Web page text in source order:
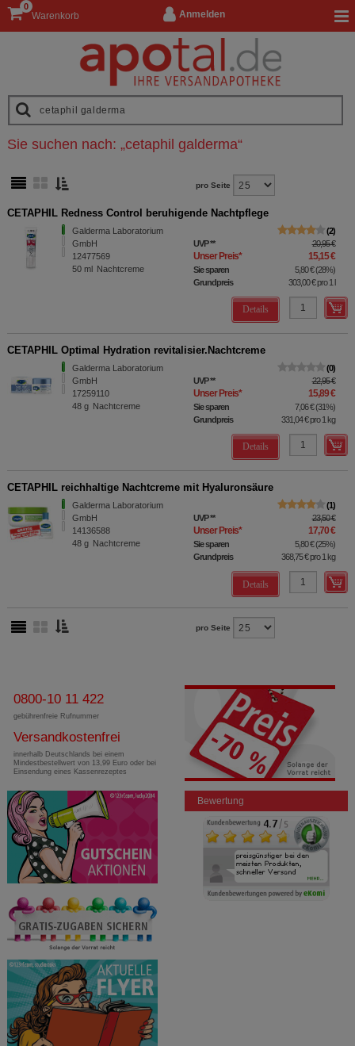
Anmelden
Warenkorb
0
Sie suchen nach: „cetaphil galderma“
pro Seite
CETAPHIL Redness Control beruhigende Nachtpflege
Galderma Laboratorium
GmbH
12477569
50 ml Nachtcreme
2
UVP** 20,95 €
Unser Preis* 15,15 €
Sie sparen 5,80 €(28%)
Grundpreis
303,00 €pro 1 l
Details
CETAPHIL Optimal Hydration revitalisier.Nachtcreme
Galderma Laboratorium
GmbH
17259110
48 g Nachtcreme
0
UVP** 22,95 €
Unser Preis* 15,89 €
Sie sparen 7,06 €(31%)
Grundpreis
331,04 €pro 1 kg
Details
CETAPHIL reichhaltige Nachtcreme mit Hyaluronsäure
Galderma Laboratorium
GmbH
14136588
48 g Nachtcreme
1
UVP** 23,50 €
Unser Preis* 17,70 €
Sie sparen 5,80 €(25%)
Grundpreis
368,75 €pro 1 kg
Details
pro Seite
0800-10 11 422
gebührenfreie Rufnummer
Versandkostenfrei
innerhalb Deutschlands bei einem
Mindestbestellwert von 13,99 Euro oder bei
Einsendung eines Kassenrezeptes
Bewertung